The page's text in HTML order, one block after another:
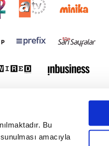
Bu
amacıyla